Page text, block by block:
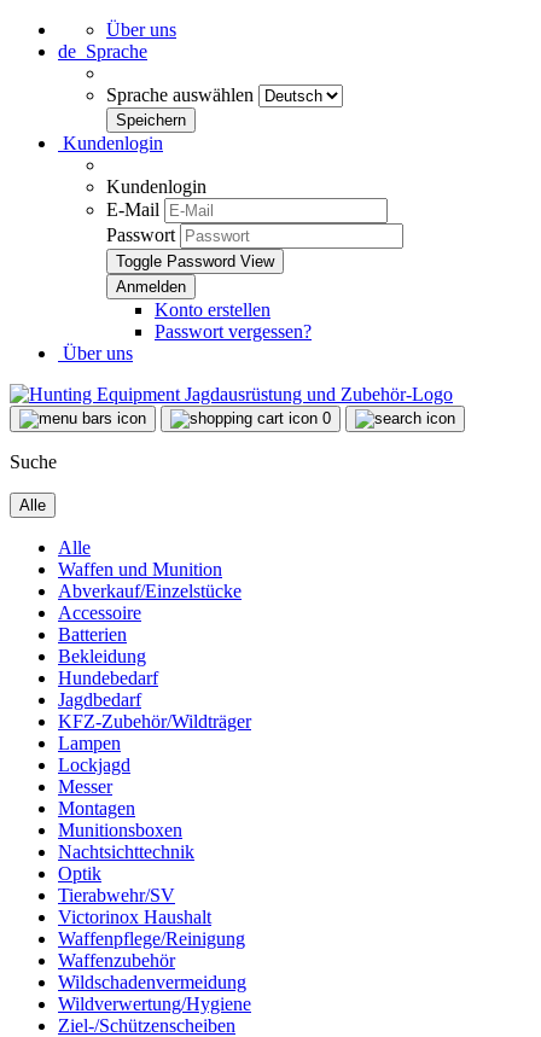
Über uns
de Sprache
Sprache auswählen
Kundenlogin
Kundenlogin
E-Mail
Passwort
Toggle Password View
Konto erstellen
Passwort vergessen?
Über uns
0
Suche
Alle
Alle
Waffen und Munition
Abverkauf/Einzelstücke
Accessoire
Batterien
Bekleidung
Hundebedarf
Jagdbedarf
KFZ-Zubehör/Wildträger
Lampen
Lockjagd
Messer
Montagen
Munitionsboxen
Nachtsichttechnik
Optik
Tierabwehr/SV
Victorinox Haushalt
Waffenpflege/Reinigung
Waffenzubehör
Wildschadenvermeidung
Wildverwertung/Hygiene
Ziel-/Schützenscheiben